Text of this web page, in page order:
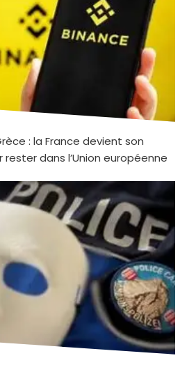
: la France devient son
dans l’Union européenne